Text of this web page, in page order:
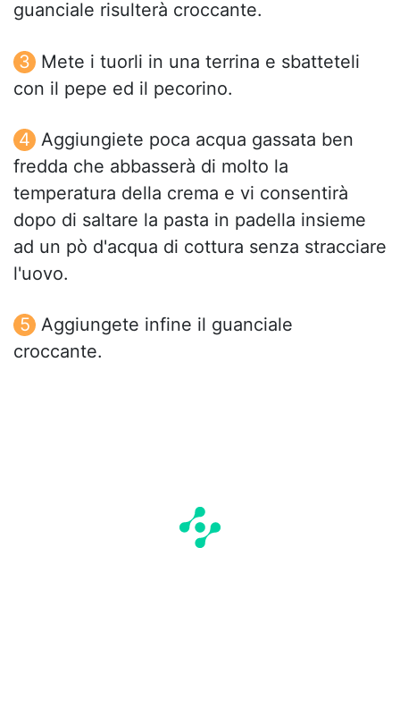
guanciale risulterà croccante.
Mete i tuorli in una terrina e sbatteteli
con il pepe ed il pecorino.
Aggiungiete poca acqua gassata ben
fredda che abbasserà di molto la
temperatura della crema e vi consentirà
dopo di saltare la pasta in padella insieme
ad un pò d'acqua di cottura senza stracciare
l'uovo.
Aggiungete infine il guanciale
croccante.